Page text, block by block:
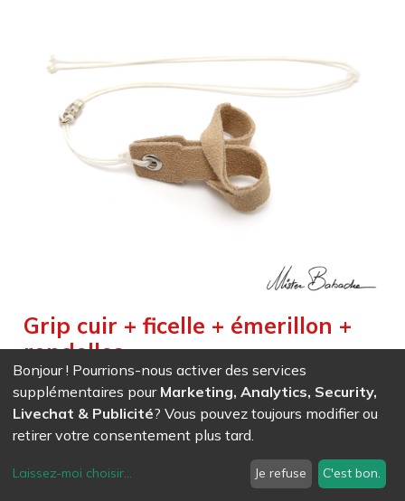
Grip cuir + ficelle + émerillon +
rondelles
Weight : 0,125kg
16,11CHF/ HT
EAN 7611847005740 - Ref ( 0574
Bonjour ! Pourrions-nous activer des services
supplémentaires pour Marketing, Analytics, Security,
Livechat & Publicité? Vous pouvez toujours modifier ou
retirer votre consentement plus tard.
Laissez-moi choisir... Je refuse C'est bon.